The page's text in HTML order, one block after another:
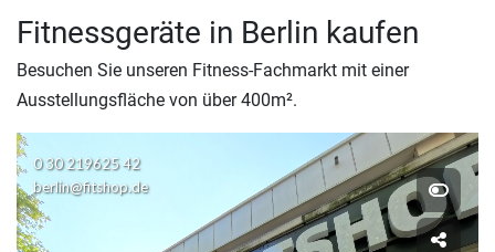
Fitnessgeräte in Berlin kaufen
Besuchen Sie unseren Fitness-Fachmarkt mit einer
Ausstellungsfläche von über 400m².